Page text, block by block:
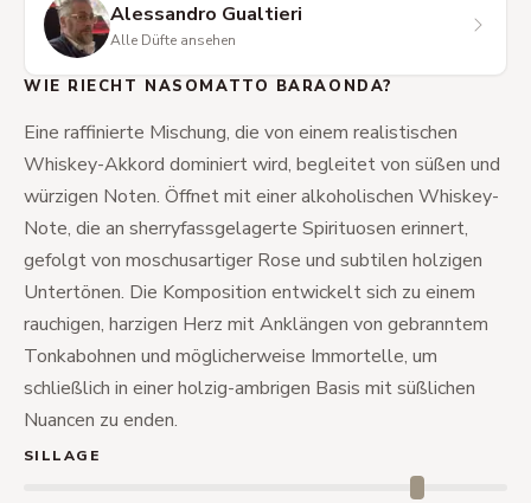
Alessandro Gualtieri
Alle Düfte ansehen
WIE RIECHT NASOMATTO BARAONDA?
Eine raffinierte Mischung, die von einem realistischen
Whiskey-Akkord dominiert wird, begleitet von süßen und
würzigen Noten. Öffnet mit einer alkoholischen Whiskey-
Note, die an sherryfassgelagerte Spirituosen erinnert,
gefolgt von moschusartiger Rose und subtilen holzigen
Untertönen. Die Komposition entwickelt sich zu einem
rauchigen, harzigen Herz mit Anklängen von gebranntem
Tonkabohnen und möglicherweise Immortelle, um
schließlich in einer holzig-ambrigen Basis mit süßlichen
Nuancen zu enden.
SILLAGE